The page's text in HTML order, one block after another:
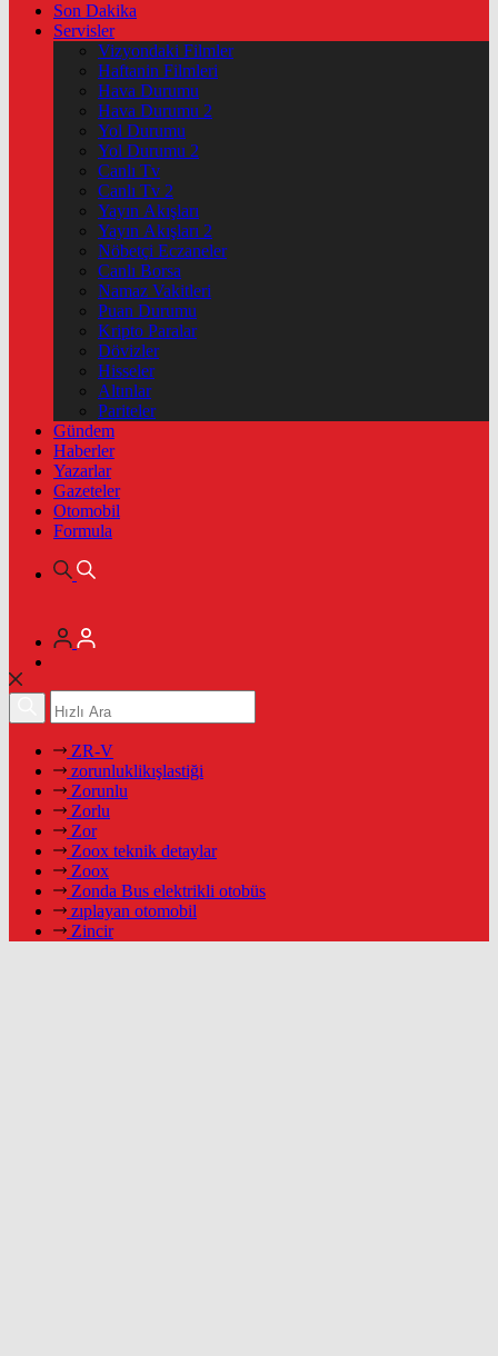
Son Dakika
Servisler
Vizyondaki Filmler
Haftanin Filmleri
Hava Durumu
Hava Durumu 2
Yol Durumu
Yol Durumu 2
Canlı Tv
Canlı Tv 2
Yayın Akışları
Yayın Akışları 2
Nöbetçi Eczaneler
Canlı Borsa
Namaz Vakitleri
Puan Durumu
Kripto Paralar
Dövizler
Hisseler
Altınlar
Pariteler
Gündem
Haberler
Yazarlar
Gazeteler
Otomobil
Formula
ZR-V
zorunluklikışlastiği
Zorunlu
Zorlu
Zor
Zoox teknik detaylar
Zoox
Zonda Bus elektrikli otobüs
zıplayan otomobil
Zincir